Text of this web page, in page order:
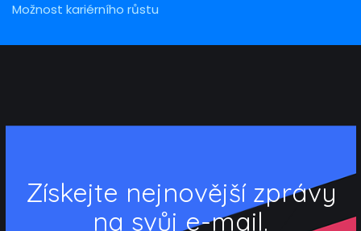
Možnost kariérního růstu
Získejte nejnovější zprávy
na svůj e-mail.